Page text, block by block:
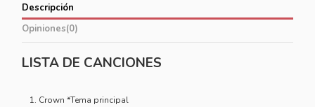
Descripción
Opiniones(0)
LISTA DE CANCIONES
Crown *Tema principal